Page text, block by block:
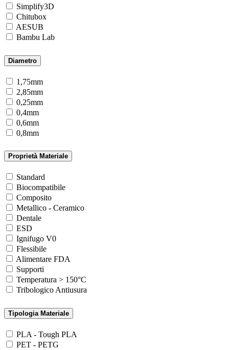
Simplify3D
Chitubox
AESUB
Bambu Lab
Diametro
1,75mm
2,85mm
0,25mm
0,4mm
0,6mm
0,8mm
Proprietà Materiale
Standard
Biocompatibile
Composito
Metallico - Ceramico
Dentale
ESD
Ignifugo V0
Flessibile
Alimentare FDA
Supporti
Temperatura > 150°C
Tribologico Antiusura
Tipologia Materiale
PLA - Tough PLA
PET - PETG